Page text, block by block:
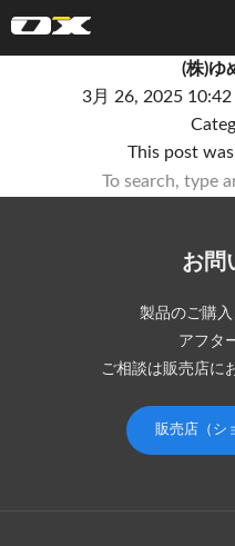
(株)ゆ
3月 26, 2025 10:42
This post
お問
製品のご購
アフタ
ご相談は販売店に
販売店（シ